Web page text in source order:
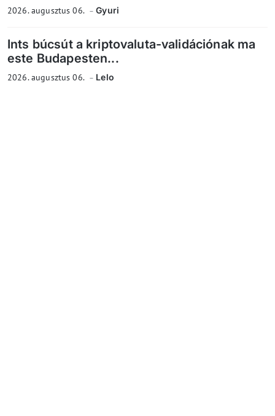
2026. augusztus 06. Gyuri
Ints búcsút a kriptovaluta-validációnak ma
este Budapesten...
2026. augusztus 06. Lelo